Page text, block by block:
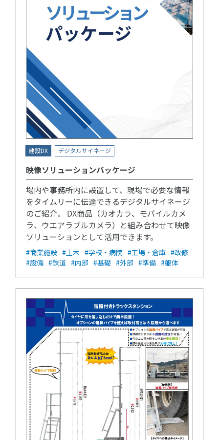
建設DX デジタルサイネージ
映像ソリューションパッケージ
場内や事務所内に設置して、現場で必要な情報
をタイムリーに伝達できるデジタルサイネージ
のご紹介。 DX商品（カオカラ、モバイルカメ
ラ、ウエアラブルカメラ）と組み合わせて映像
ソリューションとして活用できます。
#商業施設 #土木 #学校・病院 #工場・倉庫 #改修
#設備 #鉄道 #内部 #基礎 #外部 #準備 #躯体